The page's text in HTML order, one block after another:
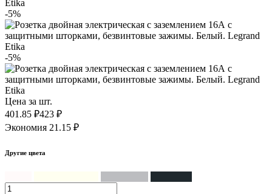
-5%
-5%
Цена за шт.
401.85 ₽423 ₽
Экономия 21.15 ₽
Другие цвета